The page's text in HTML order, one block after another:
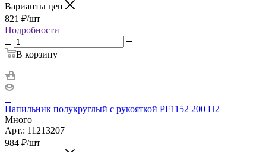
Варианты цен
821 ₽/шт
Подробности
В корзину
Напильник полукруглый с рукояткой PF1152 200 H2
Много
Арт.: 11213207
984 ₽/шт